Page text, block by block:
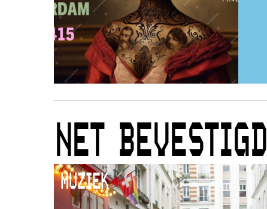
NET BEVESTIGD
MUZIEK